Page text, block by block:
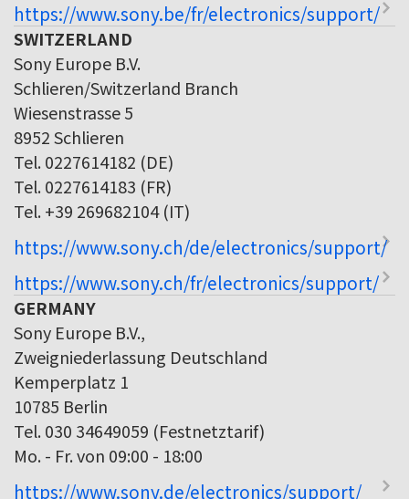
https://www.sony.be/fr/electronics/support/
SWITZERLAND
Sony Europe B.V.
Schlieren/Switzerland Branch
Wiesenstrasse 5
8952 Schlieren
Tel. 0227614182 (DE)
Tel. 0227614183 (FR)
Tel. +39 269682104 (IT)
https://www.sony.ch/de/electronics/support/
https://www.sony.ch/fr/electronics/support/
GERMANY
Sony Europe B.V.,
Zweigniederlassung Deutschland
Kemperplatz 1
10785 Berlin
Tel. 030 34649059 (Festnetztarif)
Mo. - Fr. von 09:00 - 18:00
https://www.sony.de/electronics/support/